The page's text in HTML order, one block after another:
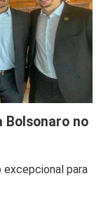
Bolsonaro no
excepcional para